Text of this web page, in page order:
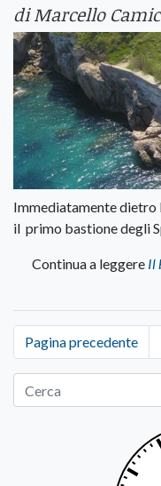
di Marcello
Immediatamente dietro
il primo bastione degli
Continua a leggere Il
Pagina precedente